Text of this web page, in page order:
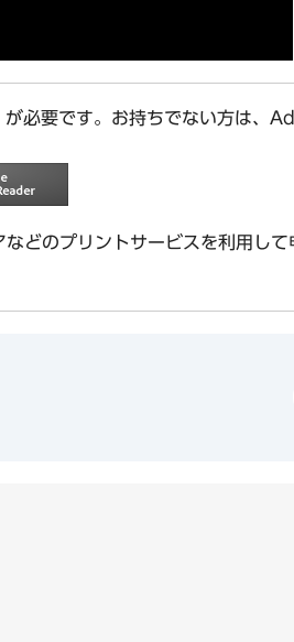
要です。お持ちでない方は、
どのプリントサービスを利用し